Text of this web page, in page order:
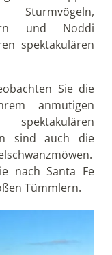
und Noddi
spektakulären
Sie die
anmutigen
sind auch die
nach Santa Fe
Tümmlern.